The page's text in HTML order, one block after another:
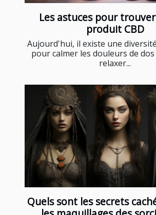
Les astuces pour
produit CBD
Aujourd'hui, il existe une
pour calmer les douleurs de
relaxer...
Quels sont les secrets